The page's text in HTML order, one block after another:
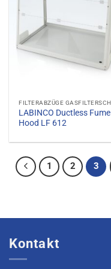
LABINCO Ductless Fume
Hood LF 612
1 2 3
Kontakt